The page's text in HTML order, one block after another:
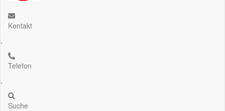
Kontakt
.
Telefon
.
Suche